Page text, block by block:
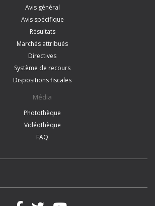
Avis général
Avis spécifique
Résultats
Marchés attribués
Directives
Système de recours
Dispositions fiscales
Média
Photothèque
Vidéothèque
FAQ